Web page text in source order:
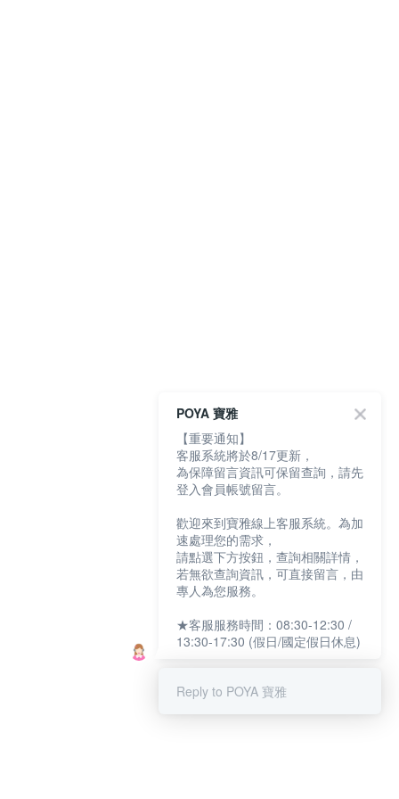
POYA 寶雅
【重要通知】
客服系統將於8/17更新，
為保障留言資訊可保留查詢，請先
登入會員帳號留言。
歡迎來到寶雅線上客服系統。為加
速處理您的需求，
請點選下方按鈕，查詢相關詳情，
若無欲查詢資訊，可直接留言，由
專人為您服務。
★客服服務時間：08:30-12:30 /
13:30-17:30 (假日/國定假日休息)
Reply to POYA 寶雅